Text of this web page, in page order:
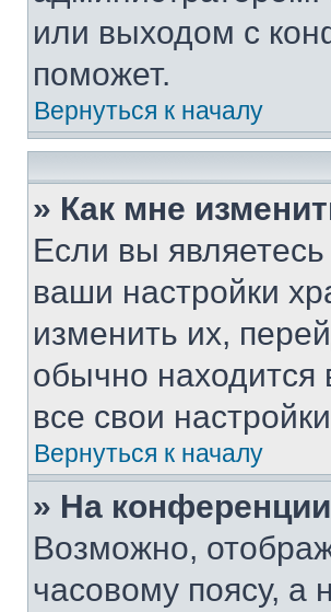
или выходом с
поможет.
Вернуться к началу
» Как мне
Если вы
ваши настройки
изменить их,
обычно
все свои
Вернуться к началу
» На
Возможно,
часовому поясу, а